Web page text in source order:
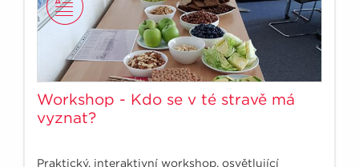
Workshop - Kdo se v té stravě má
vyznat?
Praktický, interaktivní workshop, osvětlující